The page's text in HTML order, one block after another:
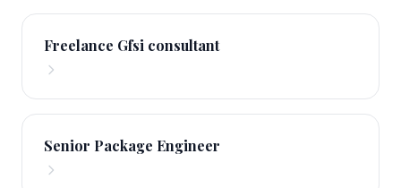
Freelance Gfsi consultant
Senior Package Engineer